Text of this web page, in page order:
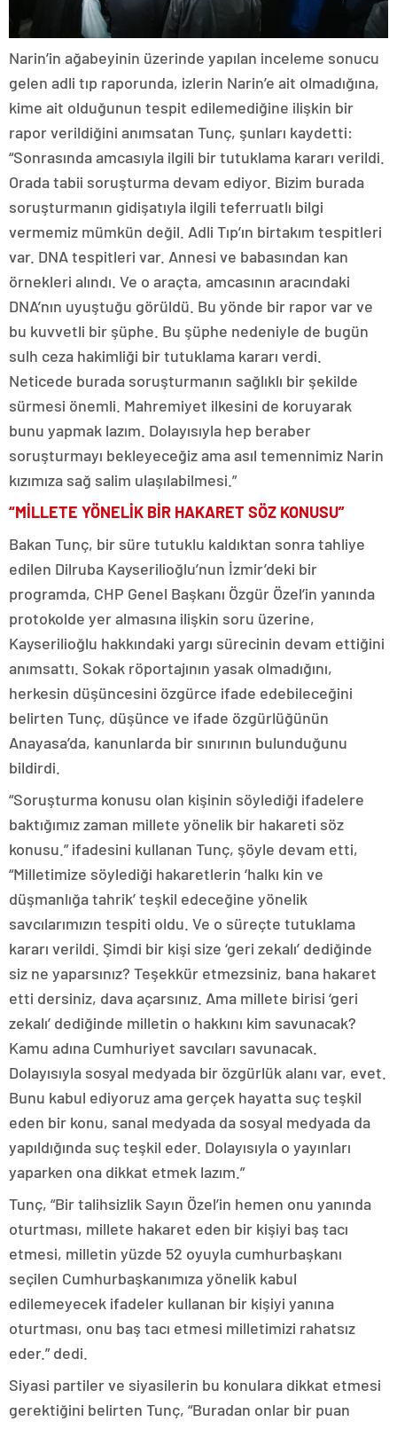
Narin’in ağabeyinin üzerinde yapılan inceleme sonucu
gelen adli tıp raporunda, izlerin Narin’e ait olmadığına,
kime ait olduğunun tespit edilemediğine ilişkin bir
rapor verildiğini anımsatan Tunç, şunları kaydetti:
“Sonrasında amcasıyla ilgili bir tutuklama kararı verildi.
Orada tabii soruşturma devam ediyor. Bizim burada
soruşturmanın gidişatıyla ilgili teferruatlı bilgi
vermemiz mümkün değil. Adli Tıp’ın birtakım tespitleri
var. DNA tespitleri var. Annesi ve babasından kan
örnekleri alındı. Ve o araçta, amcasının aracındaki
DNA’nın uyuştuğu görüldü. Bu yönde bir rapor var ve
bu kuvvetli bir şüphe. Bu şüphe nedeniyle de bugün
sulh ceza hakimliği bir tutuklama kararı verdi.
Neticede burada soruşturmanın sağlıklı bir şekilde
sürmesi önemli. Mahremiyet ilkesini de koruyarak
bunu yapmak lazım. Dolayısıyla hep beraber
soruşturmayı bekleyeceğiz ama asıl temennimiz Narin
kızımıza sağ salim ulaşılabilmesi.”
“MİLLETE YÖNELİK BİR HAKARET SÖZ KONUSU”
Bakan Tunç, bir süre tutuklu kaldıktan sonra tahliye
edilen Dilruba Kayserilioğlu’nun İzmir’deki bir
programda, CHP Genel Başkanı Özgür Özel’in yanında
protokolde yer almasına ilişkin soru üzerine,
Kayserilioğlu hakkındaki yargı sürecinin devam ettiğini
anımsattı. Sokak röportajının yasak olmadığını,
herkesin düşüncesini özgürce ifade edebileceğini
belirten Tunç, düşünce ve ifade özgürlüğünün
Anayasa’da, kanunlarda bir sınırının bulunduğunu
bildirdi.
“Soruşturma konusu olan kişinin söylediği ifadelere
baktığımız zaman millete yönelik bir hakareti söz
konusu.” ifadesini kullanan Tunç, şöyle devam etti,
“Milletimize söylediği hakaretlerin ‘halkı kin ve
düşmanlığa tahrik’ teşkil edeceğine yönelik
savcılarımızın tespiti oldu. Ve o süreçte tutuklama
kararı verildi. Şimdi bir kişi size ‘geri zekalı’ dediğinde
siz ne yaparsınız? Teşekkür etmezsiniz, bana hakaret
etti dersiniz, dava açarsınız. Ama millete birisi ‘geri
zekalı’ dediğinde milletin o hakkını kim savunacak?
Kamu adına Cumhuriyet savcıları savunacak.
Dolayısıyla sosyal medyada bir özgürlük alanı var, evet.
Bunu kabul ediyoruz ama gerçek hayatta suç teşkil
eden bir konu, sanal medyada da sosyal medyada da
yapıldığında suç teşkil eder. Dolayısıyla o yayınları
yaparken ona dikkat etmek lazım.”
Tunç, “Bir talihsizlik Sayın Özel’in hemen onu yanında
oturtması, millete hakaret eden bir kişiyi baş tacı
etmesi, milletin yüzde 52 oyuyla cumhurbaşkanı
seçilen Cumhurbaşkanımıza yönelik kabul
edilemeyecek ifadeler kullanan bir kişiyi yanına
oturtması, onu baş tacı etmesi milletimizi rahatsız
eder.” dedi.
Siyasi partiler ve siyasilerin bu konulara dikkat etmesi
gerektiğini belirten Tunç, “Buradan onlar bir puan